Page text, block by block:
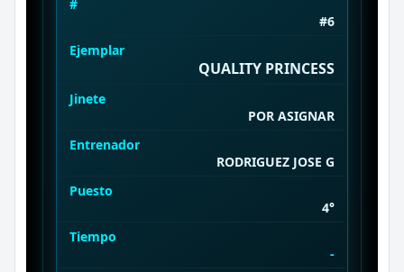
#
#6
Ejemplar
QUALITY PRINCESS
Jinete
POR ASIGNAR
Entrenador
RODRIGUEZ JOSE G
Puesto
4°
Tiempo
-